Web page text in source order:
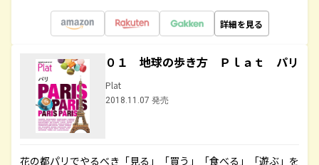
詳細を見る
０１ 地球の歩き方 Ｐｌａｔ パリ
Plat
2018.11.07 発売
花の都パリでやるべき「見る」「買う」「食べる」「遊ぶ」を